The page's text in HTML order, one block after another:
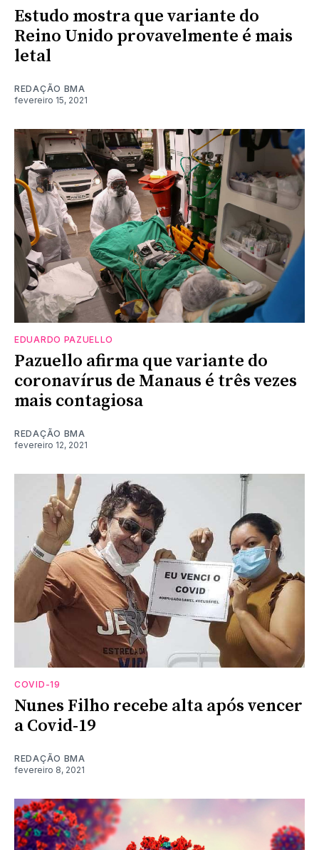
Estudo mostra que variante do
Reino Unido provavelmente é mais
letal
REDAÇÃO BMA
fevereiro 15, 2021
EDUARDO PAZUELLO
Pazuello afirma que variante do
coronavírus de Manaus é três vezes
mais contagiosa
REDAÇÃO BMA
fevereiro 12, 2021
COVID-19
Nunes Filho recebe alta após vencer
a Covid-19
REDAÇÃO BMA
fevereiro 8, 2021